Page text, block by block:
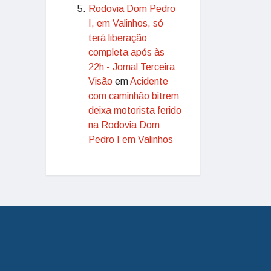
Rodovia Dom Pedro
I, em Valinhos, só
terá liberação
completa após às
22h - Jornal Terceira
Visão emAcidente
com caminhão bitrem
deixa motorista ferido
na Rodovia Dom
Pedro I em Valinhos